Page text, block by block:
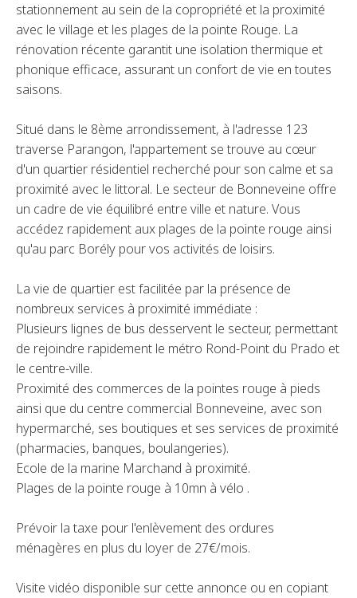
stationnement au sein de la copropriété et la proximité
avec le village et les plages de la pointe Rouge. La
rénovation récente garantit une isolation thermique et
phonique efficace, assurant un confort de vie en toutes
saisons.
Situé dans le 8ème arrondissement, à l'adresse 123
traverse Parangon, l'appartement se trouve au cœur
d'un quartier résidentiel recherché pour son calme et sa
proximité avec le littoral. Le secteur de Bonneveine offre
un cadre de vie équilibré entre ville et nature. Vous
accédez rapidement aux plages de la pointe rouge ainsi
qu'au parc Borély pour vos activités de loisirs.
La vie de quartier est facilitée par la présence de
nombreux services à proximité immédiate :
Plusieurs lignes de bus desservent le secteur, permettant
de rejoindre rapidement le métro Rond-Point du Prado et
le centre-ville.
Proximité des commerces de la pointes rouge à pieds
ainsi que du centre commercial Bonneveine, avec son
hypermarché, ses boutiques et ses services de proximité
(pharmacies, banques, boulangeries).
Ecole de la marine Marchand à proximité.
Plages de la pointe rouge à 10mn à vélo .
Prévoir la taxe pour l'enlèvement des ordures
ménagères en plus du loyer de 27€/mois.
Visite vidéo disponible sur cette annonce ou en copiant